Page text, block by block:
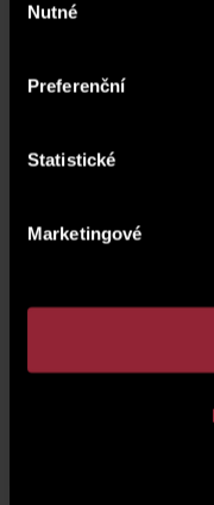
souhlasu
Nutné
Preferenční
Statistické
Marketingové
would you like to